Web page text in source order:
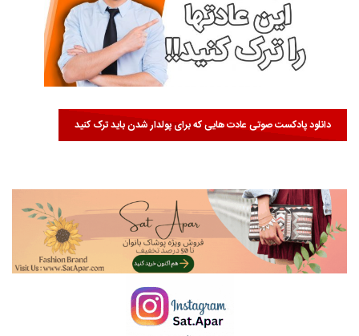
دانلود پادکست صوتی عادت هایی که برای پولدار شدن باید ترک کنید